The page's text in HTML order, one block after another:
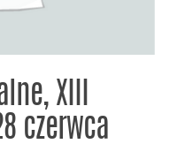
XIII
czerwca